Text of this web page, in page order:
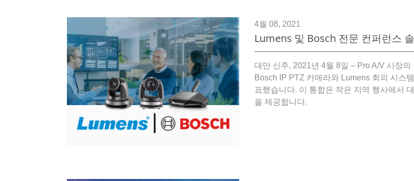
4월 08, 2021
Lumens 및 Bosch 전문 컨퍼런스
대만 신주, 2021년 4월 8일 – Pro A/V 시장
Bosch IP PTZ 카메라와 Lumens 회의 시스
표했습니다. 이 통합은 작은 지역 행사에서
을 제공합니다.